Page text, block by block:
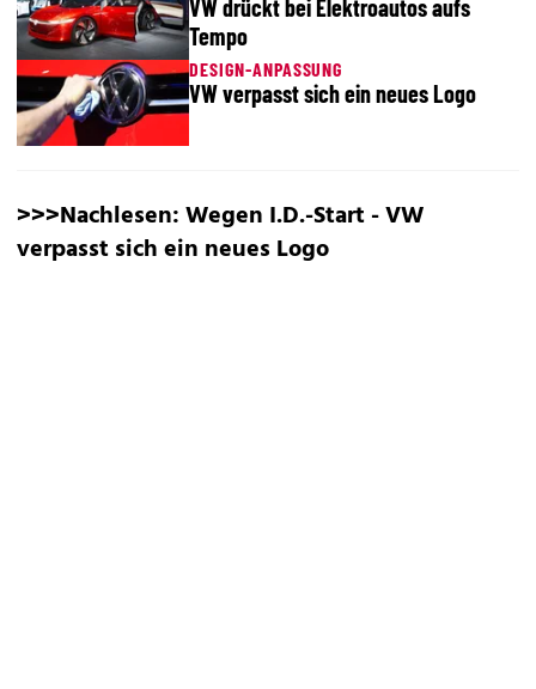
VW drückt bei Elektroautos aufs
Tempo
DESIGN-ANPASSUNG
VW verpasst sich ein neues Logo
>>>Nachlesen:Wegen I.D.-Start -VW
verpasst sich ein neues Logo